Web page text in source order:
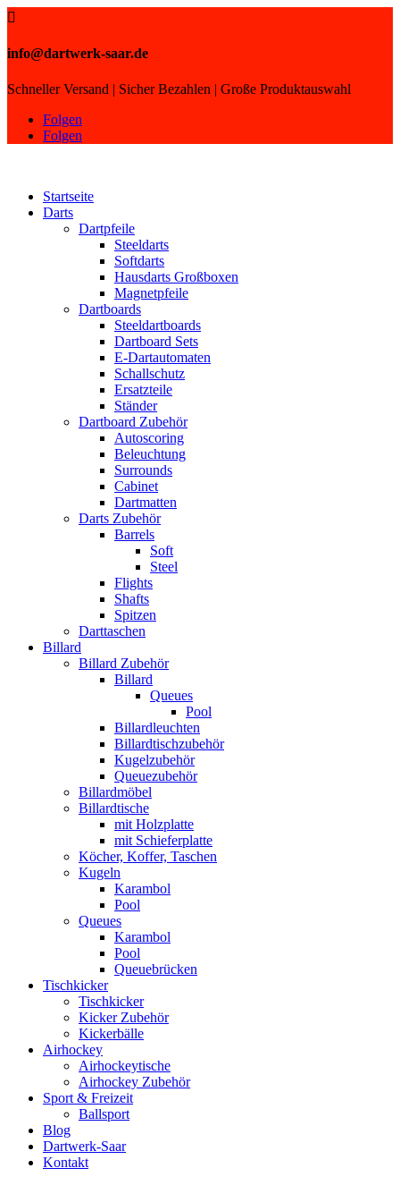

info@dartwerk-saar.de
Schneller Versand | Sicher Bezahlen | Große Produktauswahl
Folgen
Folgen
Startseite
Darts
Dartpfeile
Steeldarts
Softdarts
Hausdarts Großboxen
Magnetpfeile
Dartboards
Steeldartboards
Dartboard Sets
E-Dartautomaten
Schallschutz
Ersatzteile
Ständer
Dartboard Zubehör
Autoscoring
Beleuchtung
Surrounds
Cabinet
Dartmatten
Darts Zubehör
Barrels
Soft
Steel
Flights
Shafts
Spitzen
Darttaschen
Billard
Billard Zubehör
Billard
Queues
Pool
Billardleuchten
Billardtischzubehör
Kugelzubehör
Queuezubehör
Billardmöbel
Billardtische
mit Holzplatte
mit Schieferplatte
Köcher, Koffer, Taschen
Kugeln
Karambol
Pool
Queues
Karambol
Pool
Queuebrücken
Tischkicker
Tischkicker
Kicker Zubehör
Kickerbälle
Airhockey
Airhockeytische
Airhockey Zubehör
Sport & Freizeit
Ballsport
Blog
Dartwerk-Saar
Kontakt